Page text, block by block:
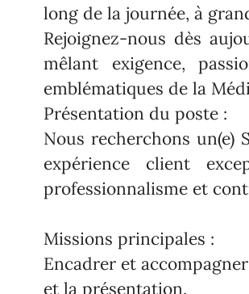
long de la journée, à
Rejoignez-nous dès
mêlant exigence,
emblématiques de la
Présentation du poste :
Nous recherchons un(e)
expérience client
professionnalisme et
Missions principales :
Encadrer et
et la présentation.